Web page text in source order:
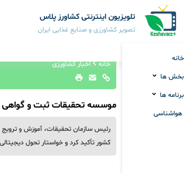
تلویزیون اینترنتی کشاورز پلاس
تصویر کشاورزی و صنایع غذایی ایران
خانه
بخش ها
برنامه ها
هواشناسی
خانه اخبار کشاورزی
موسسه تحقیقات ثبت و گواهی
رئیس سازمان تحقیقات، آموزش و
کشور تأکید کرد و خواستار تحول